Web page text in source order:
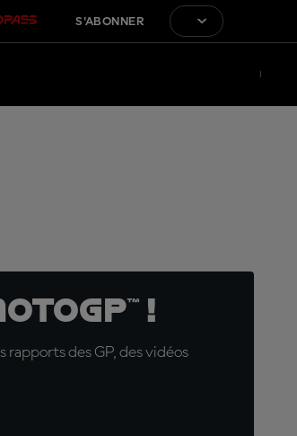
S'ABONNER
!
des GP, des vidéos